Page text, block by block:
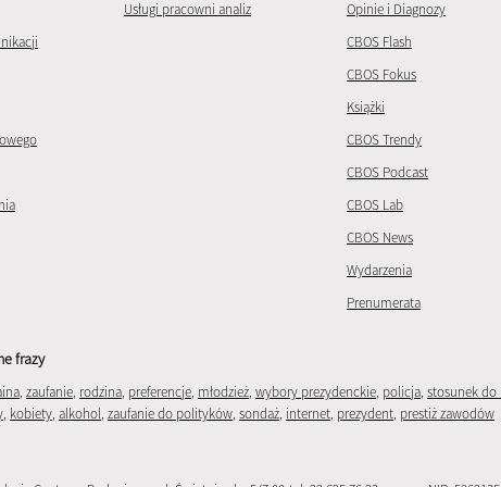
Usługi pracowni analiz
Opinie i Diagnozy
CBOS Flash
CBOS Fokus
Książki
CBOS Trendy
CBOS Podcast
CBOS Lab
CBOS News
Wydarzenia
Prenumerata
frazy
, zaufanie, rodzina, preferencje, młodzież, wybory prezydenckie, policja, stosunek do
, kobiety, alkohol, zaufanie do polityków, sondaż, internet, prezydent, prestiż zawodów